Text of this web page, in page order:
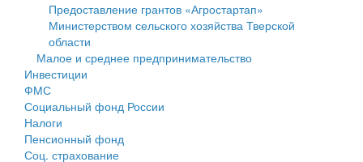
Здравоохранение
Социальная защита
Фотоальбом
Муниципальный контроль
Муниципальные услуги
Проекты административных регламентов
Антимонопольный комплаенс
Противодействие коррупции
среднего предпринимательства
Информационная поддержка субъектов малого и
среднего предпринимательства
Муниципальные программы
Контрольно-счетная палата
Предоставление грантов «Агростартап»
Министерством сельского хозяйства Тверской
области
Малое и среднее предпринимательство
Инвестиции
ФМС
Социальный фонд России
Налоги
Пенсионный фонд
Соц. страхование